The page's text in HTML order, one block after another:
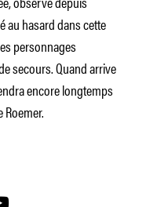
au hasard dans cette
personnages
secours. Quand arrive
encore longtemps
Roemer.